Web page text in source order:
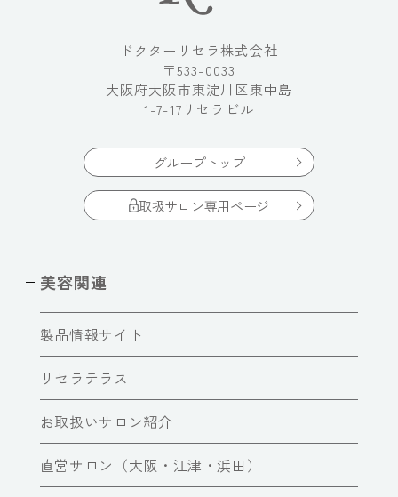
ドクターリセラ株式会社
〒533-0033
大阪府大阪市東淀川区東中島
1-7-17リセラビル
グループトップ
取扱サロン専用ページ
美容関連
製品情報サイト
リセラテラス
お取扱いサロン紹介
直営サロン（大阪・江津・浜田）